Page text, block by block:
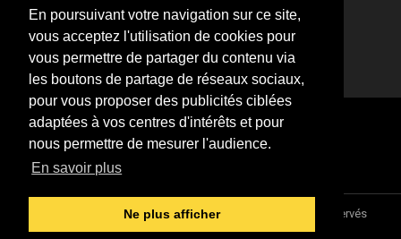
En poursuivant votre navigation sur ce site,
vous acceptez l'utilisation de cookies pour
vous permettre de partager du contenu via
les boutons de partage de réseaux sociaux,
pour vous proposer des publicités ciblées
adaptées à vos centres d'intérêts et pour
nous permettre de mesurer l'audience.
En savoir plus
Ne plus afficher
complémentaires sur l’actualité de Jean-Jacques
Goldman,
ÉCRIVEZ-MOI !
Association "Parler d'sa vie" © 1997 - 2026 - Tous droits réservés